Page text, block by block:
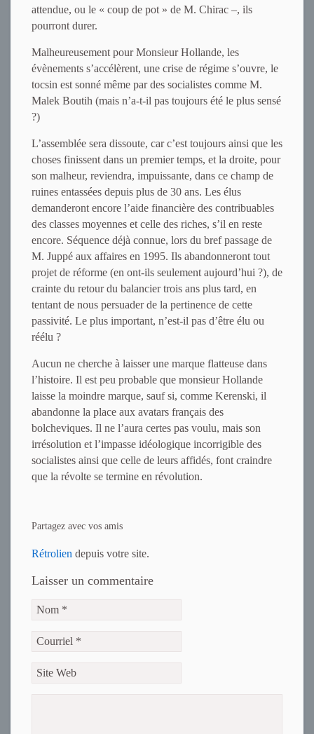
attendue, ou le « coup de pot » de M. Chirac –, ils
pourront durer.
Malheureusement pour Monsieur Hollande, les
évènements s’accélèrent, une crise de régime s’ouvre, le
tocsin est sonné même par des socialistes comme M.
Malek Boutih (mais n’a-t-il pas toujours été le plus sensé
?)
L’assemblée sera dissoute, car c’est toujours ainsi que les
choses finissent dans un premier temps, et la droite, pour
son malheur, reviendra, impuissante, dans ce champ de
ruines entassées depuis plus de 30 ans. Les élus
demanderont encore l’aide financière des contribuables
des classes moyennes et celle des riches, s’il en reste
encore. Séquence déjà connue, lors du bref passage de
M. Juppé aux affaires en 1995. Ils abandonneront tout
projet de réforme (en ont-ils seulement aujourd’hui ?), de
crainte du retour du balancier trois ans plus tard, en
tentant de nous persuader de la pertinence de cette
passivité. Le plus important, n’est-il pas d’être élu ou
réélu ?
Aucun ne cherche à laisser une marque flatteuse dans
l’histoire. Il est peu probable que monsieur Hollande
laisse la moindre marque, sauf si, comme Kerenski, il
abandonne la place aux avatars français des
bolcheviques. Il ne l’aura certes pas voulu, mais son
irrésolution et l’impasse idéologique incorrigible des
socialistes ainsi que celle de leurs affidés, font craindre
que la révolte se termine en révolution.
Partagez avec vos amis
Rétrolien depuis votre site.
Laisser un commentaire